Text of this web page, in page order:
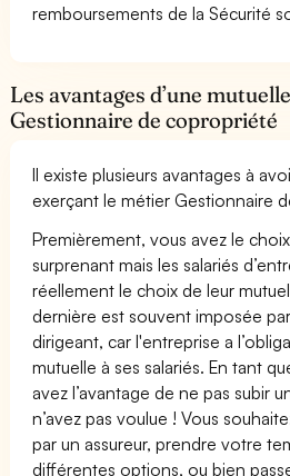
remboursements de la Sécurité
Les avantages d’une
Gestionnaire de copropriété
Il existe plusieurs avantages à
exerçant le métier Gestionnaire
Premièrement, vous avez le
surprenant mais les salariés
réellement le choix de leur
dernière est souvent imposée
dirigeant, car l'entreprise a
mutuelle à ses salariés. En tant
avez l’avantage de ne pas subir
n’avez pas voulue ! Vous
par un assureur, prendre votre
différentes options, ou bien